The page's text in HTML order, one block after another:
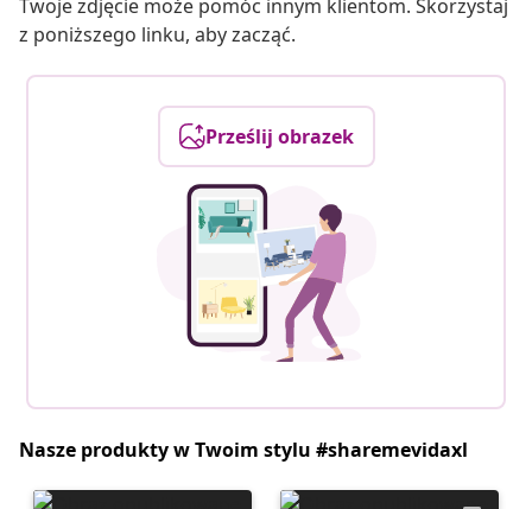
Twoje zdjęcie może pomóc innym klientom. Skorzystaj
z poniższego linku, aby zacząć.
Prześlij obrazek
Nasze produkty w Twoim stylu #sharemevidaxl